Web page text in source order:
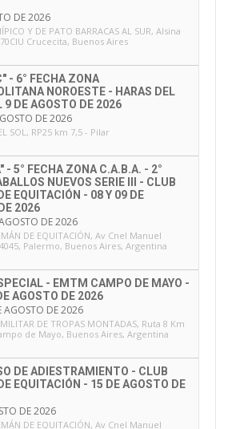
DE 2026
Y DE PATO BARRACAS AL SUR, Alsina
Crucecita, Buenos Aires
- 6° FECHA ZONA
NOROESTE - HARAS DEL
9 DE AGOSTO DE 2026
DE 2026
SOL, RP25 km 7,5 - Pilar
- 5° FECHA ZONA C.A.B.A. - 2°
NUEVOS SERIE III - CLUB
EQUITACIÓN - 08 Y 09 DE
2026
DE 2026
DE EQUITACIÓN, Av Cnel Manuel
Palermo, Buenos Aires, Argentina
- EMTM CAMPO DE MAYO -
AGOSTO DE 2026
AGOSTO DE 2026
MILITAR DE TROPAS MONTADAS, Ruta 8 Km
de Mayo, Buenos Aires, Argentina
DE ADIESTRAMIENTO - CLUB
EQUITACIÓN - 15 DE AGOSTO DE
DE 2026
DE EQUITACIÓN, Av Cnel Manuel